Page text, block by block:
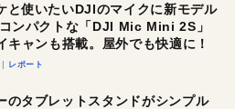
と使いたいDJIのマイクに新モデル
ンパクトな「DJI Mic Mini 2S」
キャンも搭載。屋外でも快適に！
レポート
のタブレットスタンドがシンプル